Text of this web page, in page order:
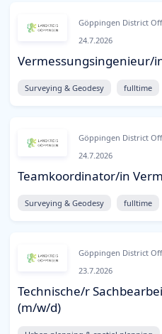
Göppingen District
24.7.2026
Vermessungsingenieur/
Surveying & Geodesy fulltime
Göppingen District
24.7.2026
Teamkoordinator/in
Surveying & Geodesy fulltime
Göppingen District
23.7.2026
Technische/r
(m/w/d)